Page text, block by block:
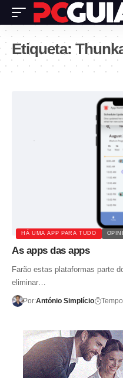
Etiqueta:
HÁ UMA APP PARA TUDO
As apps das apps
Farão estas plataformas parte
eliminar…
Por:António Simplício